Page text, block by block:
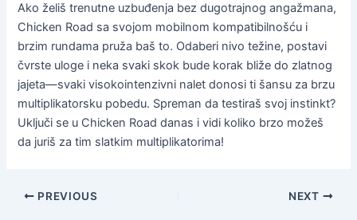
Ako želiš trenutne uzbuđenja bez dugotrajnog angažmana,
Chicken Road sa svojom mobilnom kompatibilnošću i
brzim rundama pruža baš to. Odaberi nivo težine, postavi
čvrste uloge i neka svaki skok bude korak bliže do zlatnog
jajeta—svaki visokointenzivni nalet donosi ti šansu za brzu
multiplikatorsku pobedu. Spreman da testiraš svoj instinkt?
Uključi se u Chicken Road danas i vidi koliko brzo možeš
da juriš za tim slatkim multiplikatorima!
PREVIOUS NEXT